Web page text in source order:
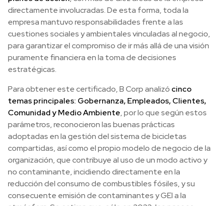
directamente involucradas. De esta forma, toda la
empresa mantuvo responsabilidades frente a las
cuestiones sociales y ambientales vinculadas al negocio,
para garantizar el compromiso de ir más allá de una visión
puramente financiera en la toma de decisiones
estratégicas.
Para obtener este certificado, B Corp analizó cinco
temas principales: Gobernanza, Empleados, Clientes,
Comunidad y Medio Ambiente, por lo que según estos
parámetros, reconocieron las buenas prácticas
adoptadas en la gestión del sistema de bicicletas
compartidas, así como el propio modelo de negocio de la
organización, que contribuye al uso de un modo activo y
no contaminante, incidiendo directamente en la
reducción del consumo de combustibles fósiles, y su
consecuente emisión de contaminantes y GEI a la